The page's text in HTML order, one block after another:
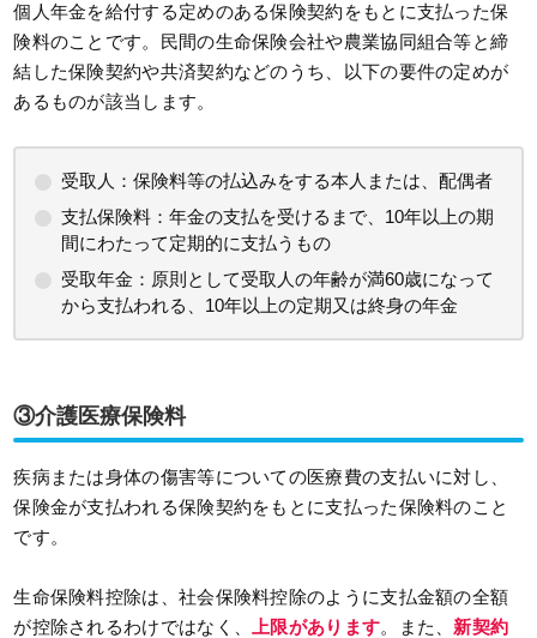
個人年金を給付する定めのある保険契約をもとに支払った保
険料のことです。民間の生命保険会社や農業協同組合等と締
結した保険契約や共済契約などのうち、以下の要件の定めが
あるものが該当します。
受取人：保険料等の払込みをする本人または、配偶者
支払保険料：年金の支払を受けるまで、10年以上の期
間にわたって定期的に支払うもの
受取年金：原則として受取人の年齢が満60歳になって
から支払われる、10年以上の定期又は終身の年金
③介護医療保険料
疾病または身体の傷害等についての医療費の支払いに対し、
保険金が支払われる保険契約をもとに支払った保険料のこと
です。
生命保険料控除は、社会保険料控除のように支払金額の全額
が控除されるわけではなく、
上限があります。また、 新契約